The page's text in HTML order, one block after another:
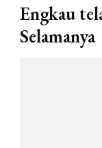
Engkau
Selamanya